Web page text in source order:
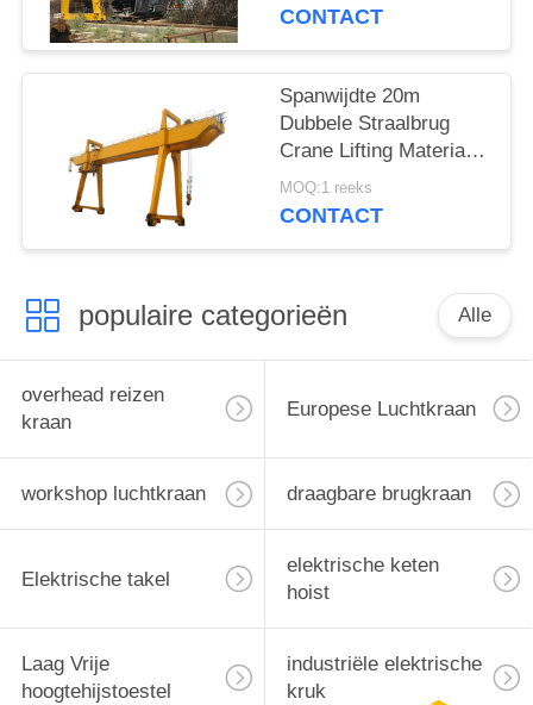
CONTACT
Spanwijdte 20m
Dubbele Straalbrug
Crane Lifting Materials
van de cabinecontrole
MOQ:1 reeks
CONTACT
populaire categorieën Alle
overhead reizen
kraan
Europese Luchtkraan
workshop luchtkraan draagbare brugkraan
Elektrische takel
elektrische keten
hoist
Laag Vrije
hoogtehijstoestel
industriële elektrische
kruk